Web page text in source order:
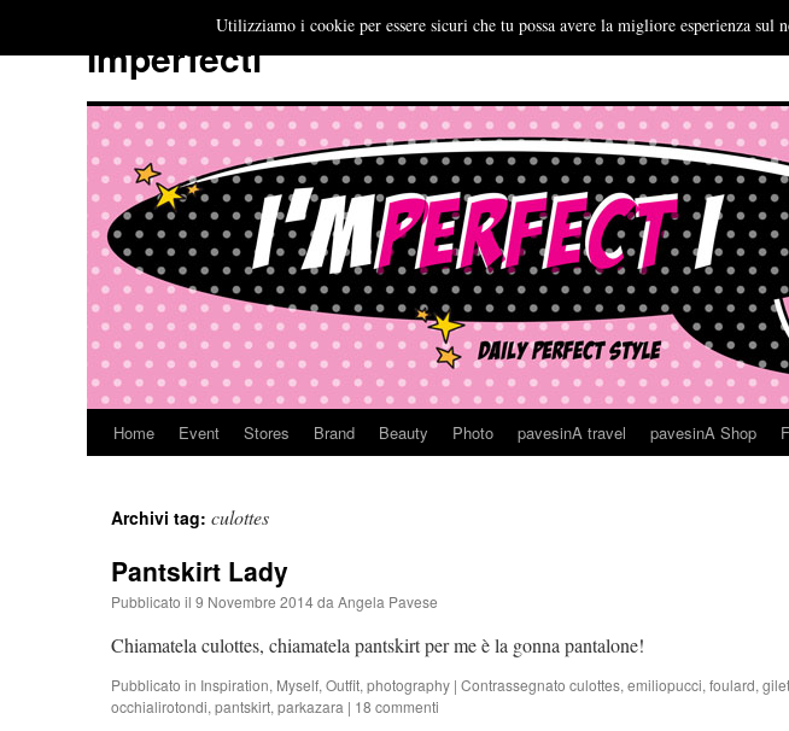
Imperfecti
Vai
contenuto
Home Event Stores Brand Beauty Photo pavesinA travel pavesinA Shop
Archivi tag: culottes
Pantskirt Lady
Pubblicato il 9 Novembre 2014da Angela Pavese
Chiamatela culottes, chiamatela pantskirt per me è la gonna pantalone!
Pubblicato in Inspiration, Myself, Outfit, photography | Contrassegnato culottes, emiliopucci, foulard,
occhialirotondi, pantskirt, parkazara | 18 commenti
Utilizziamo i cookie per essere sicuri che tu possa avere la migliore esperienza